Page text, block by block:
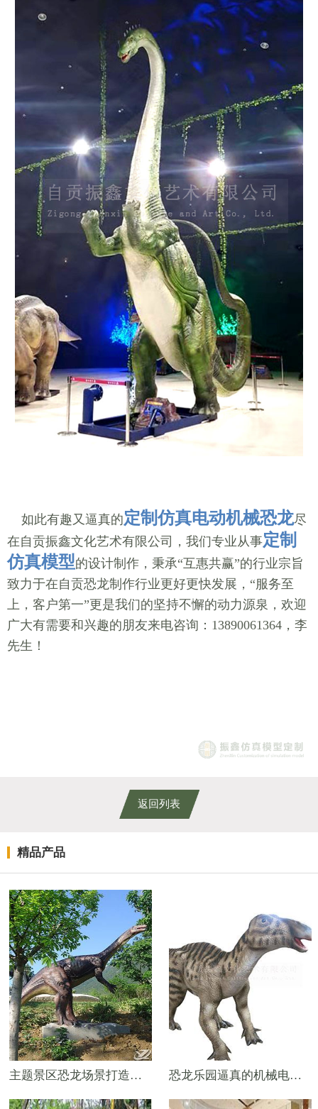
如此有趣又逼真的定制仿真电动机械恐龙尽
在自贡振鑫文化艺术有限公司，我们专业从事定制
仿真模型的设计制作，秉承“互惠共赢”的行业宗旨
致力于在自贡恐龙制作行业更好更快发展，“服务至
上，客户第一”更是我们的坚持不懈的动力源泉，欢迎
广大有需要和兴趣的朋友来电咨询：13890061364，李
先生！
返回列表
精品产品
主题景区恐龙场景打造用的仿真机械恐龙——5米禄丰龙模型 恐龙乐园逼真的机械电动恐龙——4米禽龙模型